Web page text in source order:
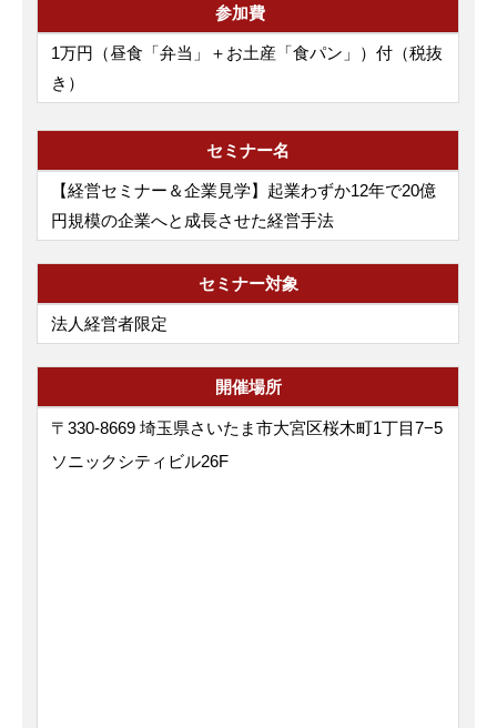
参加費
1万円（昼食「弁当」＋お土産「食パン」）付（税抜
き）
セミナー名
【経営セミナー＆企業見学】起業わずか12年で20億
円規模の企業へと成長させた経営手法
セミナー対象
法人経営者限定
開催場所
〒330-8669 埼玉県さいたま市大宮区桜木町1丁目7−5
ソニックシティビル26F